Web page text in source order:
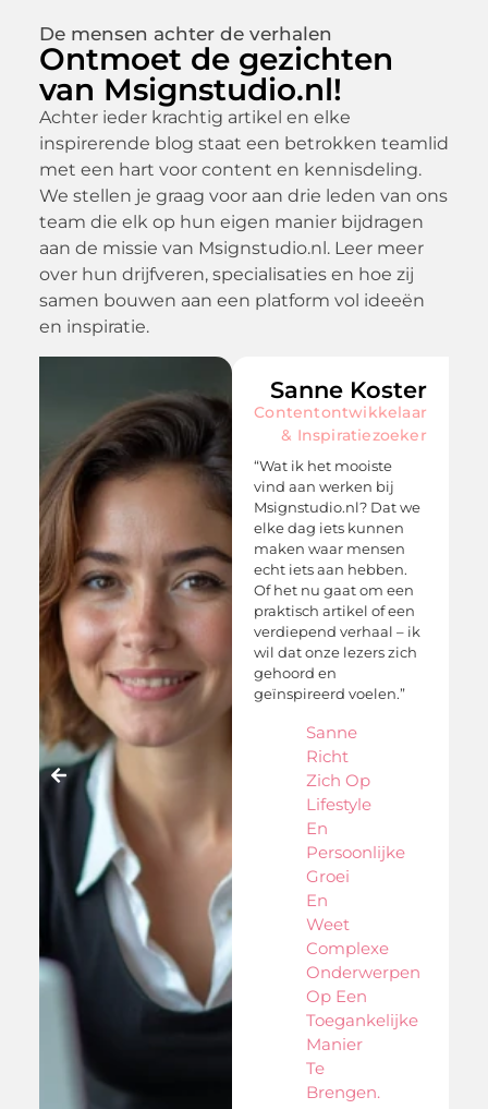
De mensen achter de verhalen
Ontmoet de gezichten
van Msignstudio.nl!
Achter ieder krachtig artikel en elke
inspirerende blog staat een betrokken teamlid
met een hart voor content en kennisdeling.
We stellen je graag voor aan drie leden van ons
team die elk op hun eigen manier bijdragen
aan de missie van Msignstudio.nl. Leer meer
over hun drijfveren, specialisaties en hoe zij
samen bouwen aan een platform vol ideeën
en inspiratie.
Sanne Koster
Contentontwikkelaar
& Inspiratiezoeker
“Wat ik het mooiste
vind aan werken bij
Msignstudio.nl? Dat we
elke dag iets kunnen
maken waar mensen
echt iets aan hebben.
Of het nu gaat om een
praktisch artikel of een
verdiepend verhaal – ik
wil dat onze lezers zich
gehoord en
geïnspireerd voelen.”
Sanne
Richt
Zich Op
Lifestyle
En
Persoonlijke
Groei
En
Weet
Complexe
Onderwerpen
Op Een
Toegankelijke
Manier
Te
Brengen.